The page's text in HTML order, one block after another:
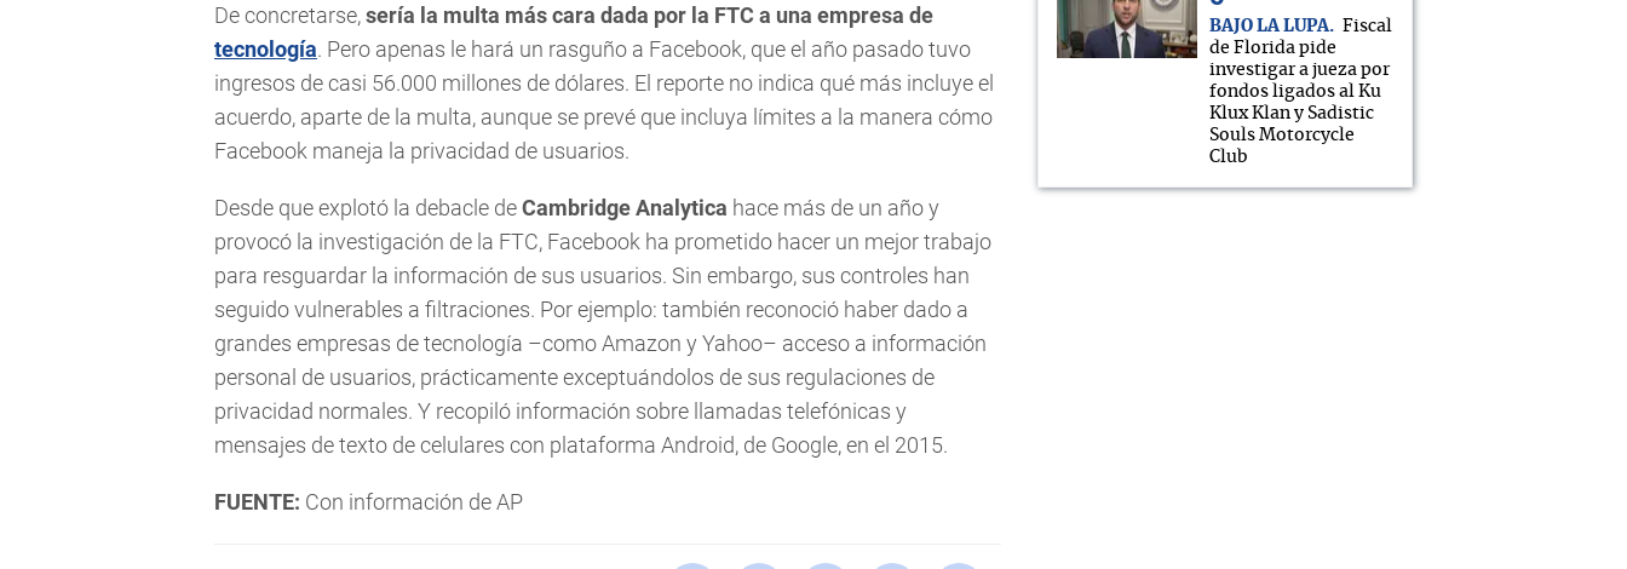
De concretarse,sería la multa más cara dada por la FTC a una empresa de
tecnología. Pero apenas le hará un rasguño a Facebook, que el año pasado tuvo
ingresos de casi 56.000 millones de dólares. El reporte no indica qué más incluye el
acuerdo, aparte de la multa, aunque se prevé que incluya límites a la manera cómo
Facebook maneja la privacidad de usuarios.
Desde que explotó la debacle deCambridge Analytica hace más de un año y
provocó la investigación de la FTC, Facebook ha prometido hacer un mejor trabajo
para resguardar la información de sus usuarios. Sin embargo, sus controles han
seguido vulnerables a filtraciones. Por ejemplo: también reconoció haber dado a
grandes empresas de tecnología –como Amazon y Yahoo– acceso a información
personal de usuarios, prácticamente exceptuándolos de sus regulaciones de
privacidad normales. Y recopiló información sobre llamadas telefónicas y
mensajes de texto de celulares con plataforma Android, de Google, en el 2015.
FUENTE: Con información de AP
BAJO LA LUPA
Fiscal
de Florida pide
investigar a jueza por
fondos ligados al Ku
Klux Klan y Sadistic
Souls Motorcycle
Club